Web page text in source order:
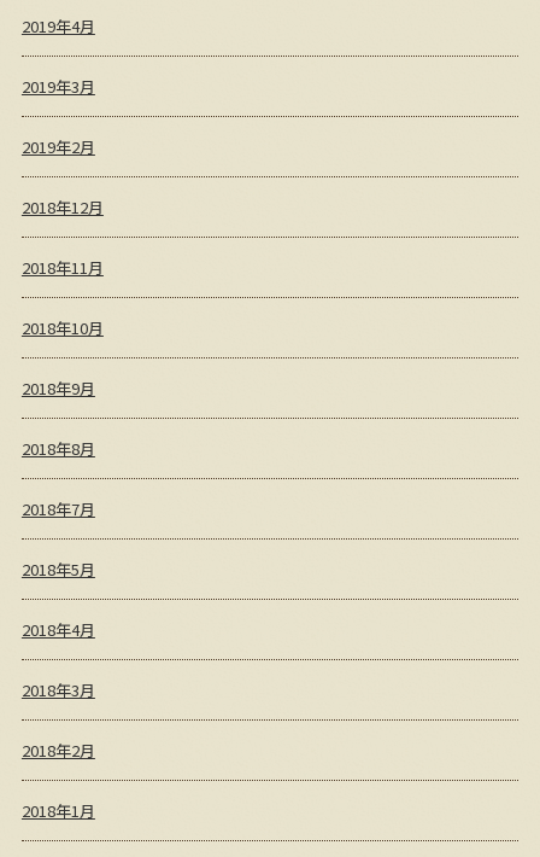
2019年4月
2019年3月
2019年2月
2018年12月
2018年11月
2018年10月
2018年9月
2018年8月
2018年7月
2018年5月
2018年4月
2018年3月
2018年2月
2018年1月